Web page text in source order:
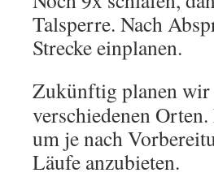
Talsperre. Nach
Strecke einplanen.
Zukünftig planen wir
verschiedenen
um je nach
Läufe anzubieten.